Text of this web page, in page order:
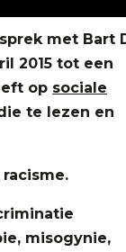
met Bart
2015 tot een
op sociale
te lezen en
misogynie,